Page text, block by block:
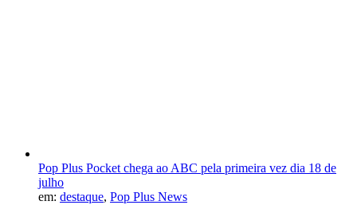
Pop Plus Pocket chega ao ABC pela primeira vez dia 18 de
julho
em: destaque, Pop Plus News